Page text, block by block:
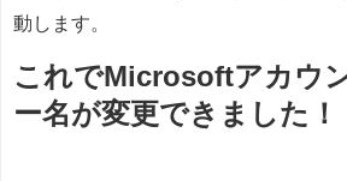
動します。
これでMicrosoftアカウ
ー名が変更できました！